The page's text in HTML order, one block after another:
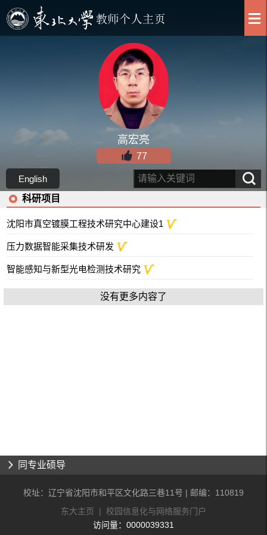
高宏亮
77
English
科研项目
沈阳市真空镀膜工程技术研究中心建设1
压力数据智能采集技术研发
智能感知与新型光电检测技术研究
没有更多内容了
同专业硕导
校址：辽宁省沈阳市和平区文化路三巷11号 | 邮编：110819
东大主页 | 校园信息化与网络服务门户
访问量： 0000039331